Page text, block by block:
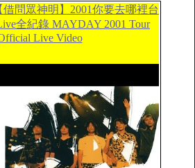
借問眾神明】2001你要去哪裡台
全紀錄 MAYDAY 2001 Tour
Live Video